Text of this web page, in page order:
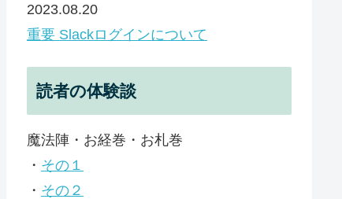
2023.08.20
重要 Slackログインについて
読者の体験談
魔法陣・お経巻・お札巻
・ その１
・ その２